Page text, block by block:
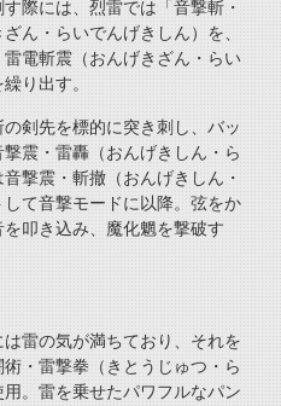
際には、烈雷では「音撃斬・
ん・らいでんげきしん）を、
電斬震（おんげきざん・らい
り出す。
剣先を標的に突き刺し、バッ
震・雷轟（おんげきしん・ら
撃震・斬撤（おんげきしん・
て音撃モードに以降。弦をか
叩き込み、魔化魍を撃破す
は雷の気が満ちており、それを
・雷撃拳（きとうじゅつ・ら
。雷を乗せたパワフルなパン